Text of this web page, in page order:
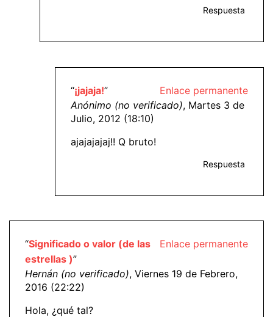
Respuesta
Enlace permanente
“¡jajaja!”
Anónimo (no verificado), Martes 3 de
Julio, 2012 (18:10)
ajajajajaj!! Q bruto!
Respuesta
Enlace permanente
“Significado o valor (de las
estrellas )”
Hernán (no verificado), Viernes 19 de Febrero,
2016 (22:22)
Hola, ¿qué tal?